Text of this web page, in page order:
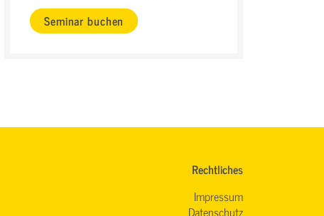
Seminar buchen
Rechtliches
Impressum
Datenschutz